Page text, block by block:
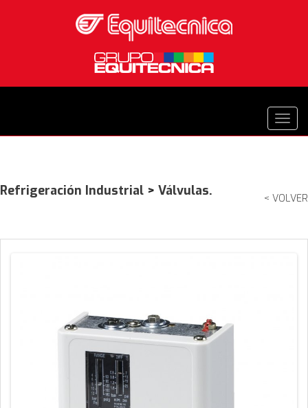
< VOLVER
Refrigeración Industrial > Válvulas.